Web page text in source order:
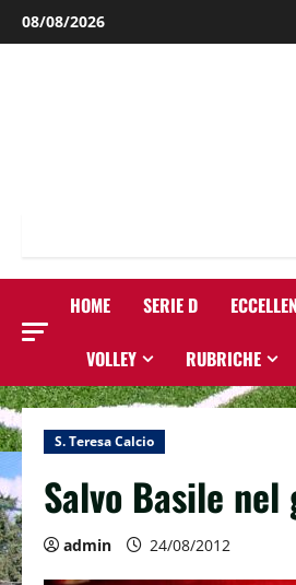
Salta
al
08/08/2026
HOME SERIE D
VOLLEY RUBRICHE
S. Teresa Calcio
Salvo Basile
admin 24/08/2012